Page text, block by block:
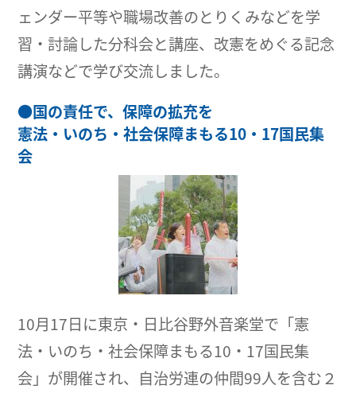
ェンダー平等や職場改善のとりくみなどを学
習・討論した分科会と講座、改憲をめぐる記念
講演などで学び交流しました。
●国の責任で、保障の拡充を
憲法・いのち・社会保障まもる10・17国民集
会
10月17日に東京・日比谷野外音楽堂で「憲
法・いのち・社会保障まもる10・17国民集
会」が開催され、自治労連の仲間99人を含む２